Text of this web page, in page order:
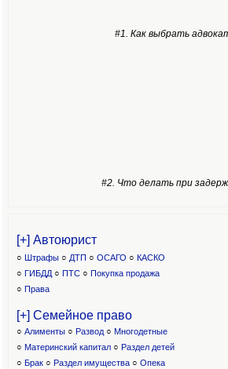
#1. Как выбрать
#2. Что делать при
[+] Автоюрист
○ Штрафы ○ ДТП ○ ОСАГО ○ КАСКО
○ ГИБДД ○ ПТС ○ Покупка продажа
○ Права
[+] Семейное право
○ Алименты ○ Развод ○ Многодетные
○ Материнский капитал○ Раздел детей
○ Брак ○ Раздел имущества ○ Опека